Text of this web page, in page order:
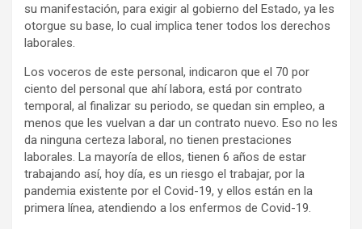
su manifestación, para exigir al gobierno del Estado, ya les
otorgue su base, lo cual implica tener todos los derechos
laborales.
Los voceros de este personal, indicaron que el 70 por
ciento del personal que ahí labora, está por contrato
temporal, al finalizar su periodo, se quedan sin empleo, a
menos que les vuelvan a dar un contrato nuevo. Eso no les
da ninguna certeza laboral, no tienen prestaciones
laborales. La mayoría de ellos, tienen 6 años de estar
trabajando así, hoy día, es un riesgo el trabajar, por la
pandemia existente por el Covid-19, y ellos están en la
primera línea, atendiendo a los enfermos de Covid-19.